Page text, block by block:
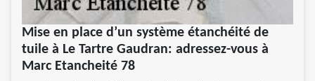
Mise en place d’un système étanchéité de
tuile à Le Tartre Gaudran: adressez-vous à
Marc Etancheité 78